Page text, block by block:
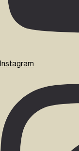
Instagram